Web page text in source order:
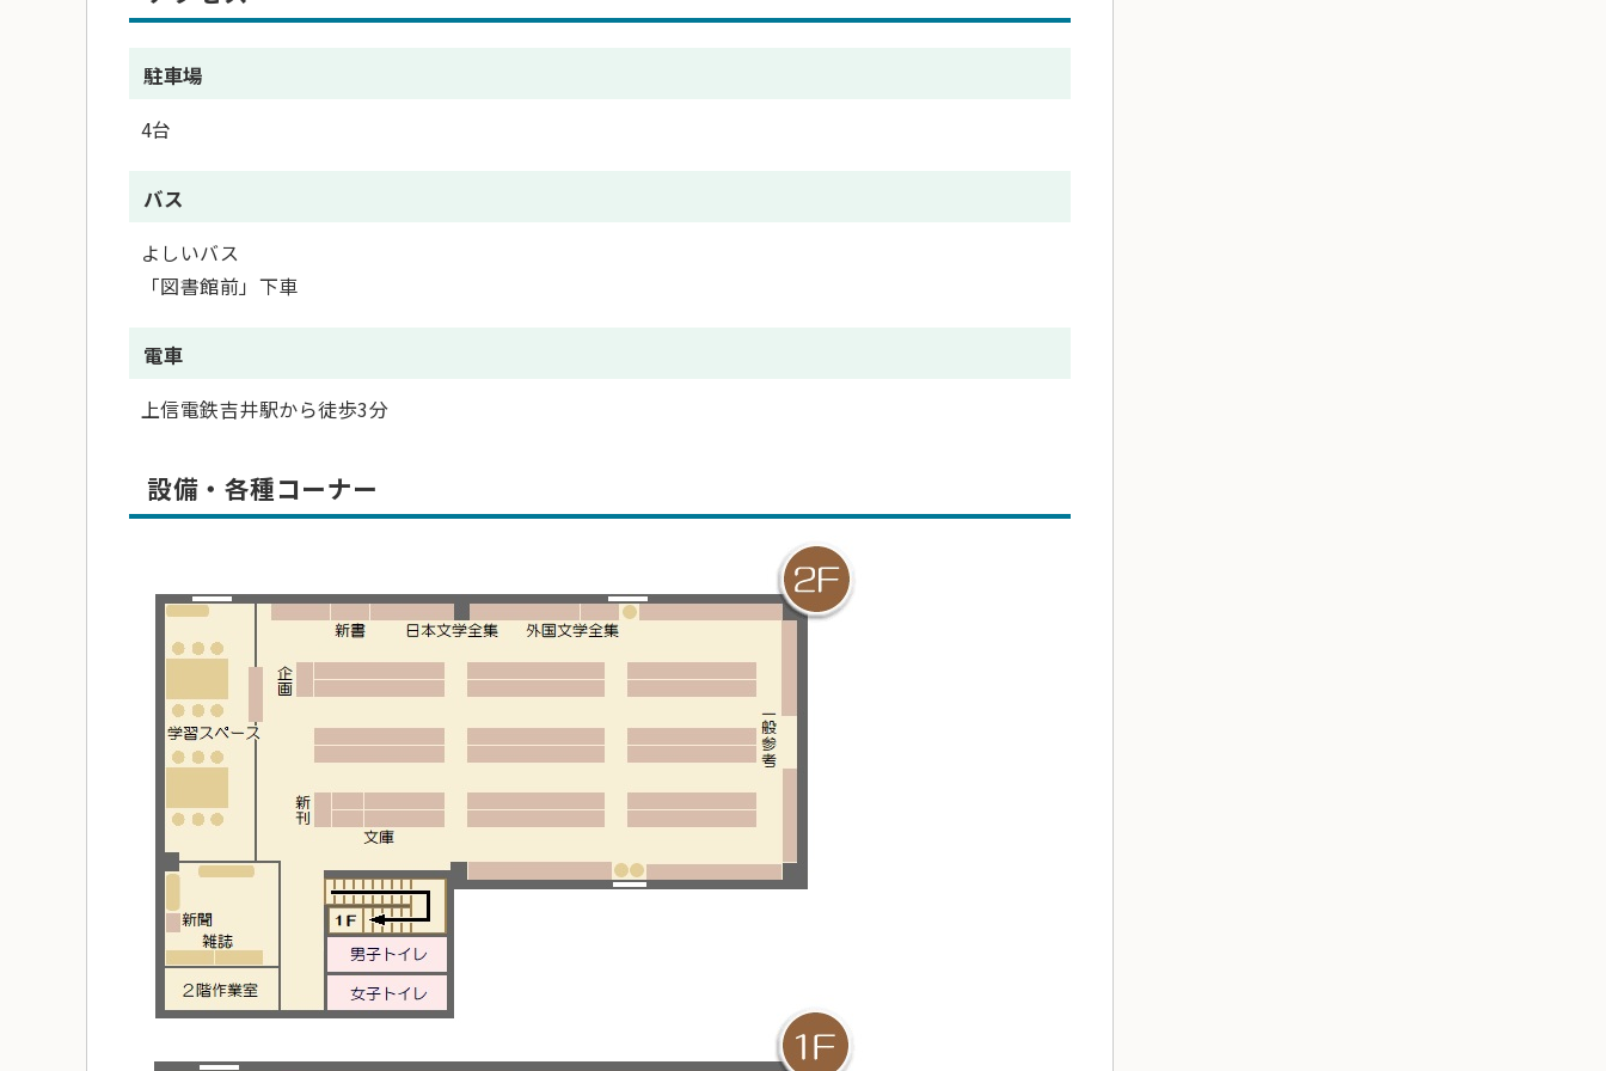
駐車場
4台
バス
よしいバス
「図書館前」下車
電車
上信電鉄吉井駅から徒歩3分
設備・各種コーナー